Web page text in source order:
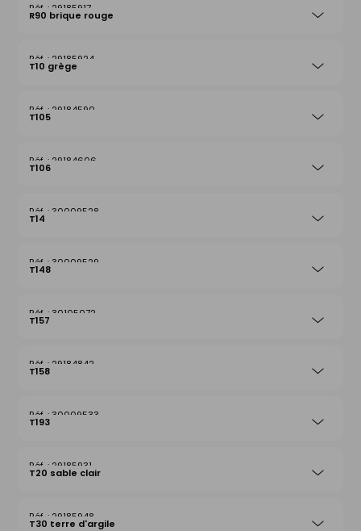
29185917
R90 brique rouge
29185924
T10 grège
29184590
T105
29184606
T106
30009528
T14
30009529
T148
30105072
T157
29184842
T158
30009533
T193
29185931
T20 sable clair
29185948
T30 terre d'argile